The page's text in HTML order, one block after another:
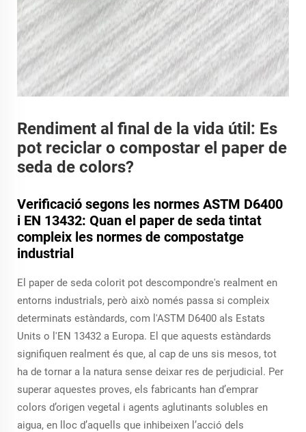
Rendiment al final de la vida útil: Es
pot reciclar o compostar el paper de
seda de colors?
Verificació segons les normes ASTM D6400
i EN 13432: Quan el paper de seda tintat
compleix les normes de compostatge
industrial
El paper de seda colorit pot descompondre's realment en
entorns industrials, però això només passa si compleix
determinats estàndards, com l'ASTM D6400 als Estats
Units o l'EN 13432 a Europa. El que aquests estàndards
signifiquen realment és que, al cap de uns sis mesos, tot
ha de tornar a la natura sense deixar res de perjudicial. Per
superar aquestes proves, els fabricants han d’emprar
colors d’origen vegetal i agents aglutinants solubles en
aigua, en lloc d’aquells que inhibeixen l’acció dels